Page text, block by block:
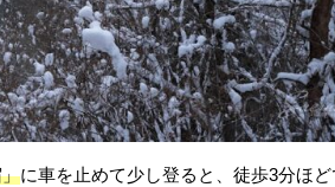
に車を止めて少し登ると、徒歩3分ほど